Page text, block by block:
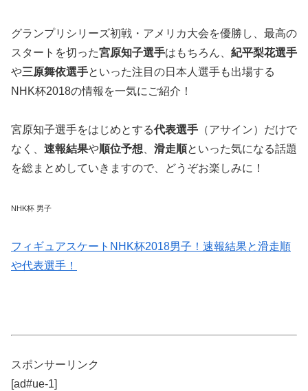
グランプリシリーズ初戦・アメリカ大会を優勝し、最高の
スタートを切った宮原知子選手はもちろん、 紀平梨花選手
や三原舞依選手といった注目の日本人選手も出場する
NHK杯2018の情報を一気にご紹介！
宮原知子選手をはじめとする代表選手 （アサイン）だけで
なく、 速報結果や順位予想 滑走順といった気になる話題
を総まとめしていきますので、どうぞお楽しみに！
NHK杯 男子
フィギュアスケートNHK杯2018男子！速報結果と滑走順
や代表選手！
スポンサーリンク
[ad#ue-1]